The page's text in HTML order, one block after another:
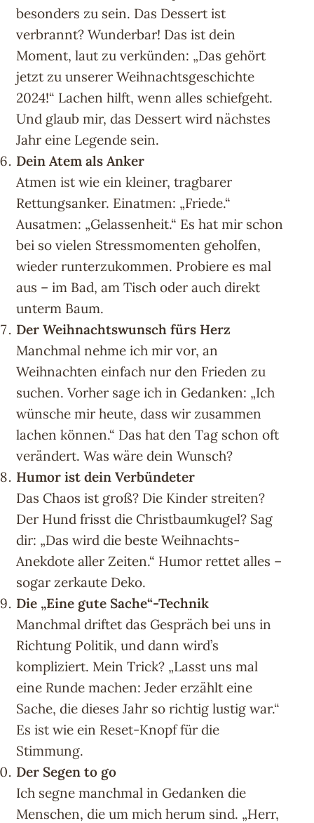
besonders zu sein. Das Dessert ist
verbrannt? Wunderbar! Das ist dein
Moment, laut zu verkünden: „Das gehört
jetzt zu unserer Weihnachtsgeschichte
2024!“ Lachen hilft, wenn alles schiefgeht.
Und glaub mir, das Dessert wird nächstes
Jahr eine Legende sein.
Dein Atem als Anker
Atmen ist wie ein kleiner, tragbarer
Rettungsanker. Einatmen: „Friede.“
Ausatmen: „Gelassenheit.“ Es hat mir schon
bei so vielen Stressmomenten geholfen,
wieder runterzukommen. Probiere es mal
aus – im Bad, am Tisch oder auch direkt
unterm Baum.
Der Weihnachtswunsch fürs Herz
Manchmal nehme ich mir vor, an
Weihnachten einfach nur den Frieden zu
suchen. Vorher sage ich in Gedanken: „Ich
wünsche mir heute, dass wir zusammen
lachen können.“ Das hat den Tag schon oft
verändert. Was wäre dein Wunsch?
Humor ist dein Verbündeter
Das Chaos ist groß? Die Kinder streiten?
Der Hund frisst die Christbaumkugel? Sag
dir: „Das wird die beste Weihnachts-
Anekdote aller Zeiten.“ Humor rettet alles –
sogar zerkaute Deko.
Die „Eine gute Sache“-Technik
Manchmal driftet das Gespräch bei uns in
Richtung Politik, und dann wird’s
kompliziert. Mein Trick? „Lasst uns mal
eine Runde machen: Jeder erzählt eine
Sache, die dieses Jahr so richtig lustig war.“
Es ist wie ein Reset-Knopf für die
Stimmung.
Der Segen to go
Ich segne manchmal in Gedanken die
Menschen, die um mich herum sind. „Herr,